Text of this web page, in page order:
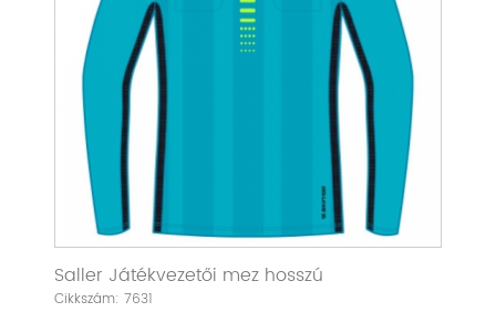
Saller Játékvezetői mez hosszú
Cikkszám: 7631